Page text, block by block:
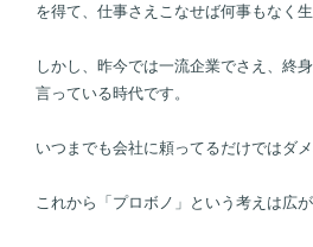
を得て、仕事さえこなせば何事もなく
しかし、昨今では一流企業でさえ、終
言っている時代です。
いつまでも会社に頼ってるだけではダ
これから「プロボノ」という考えは広